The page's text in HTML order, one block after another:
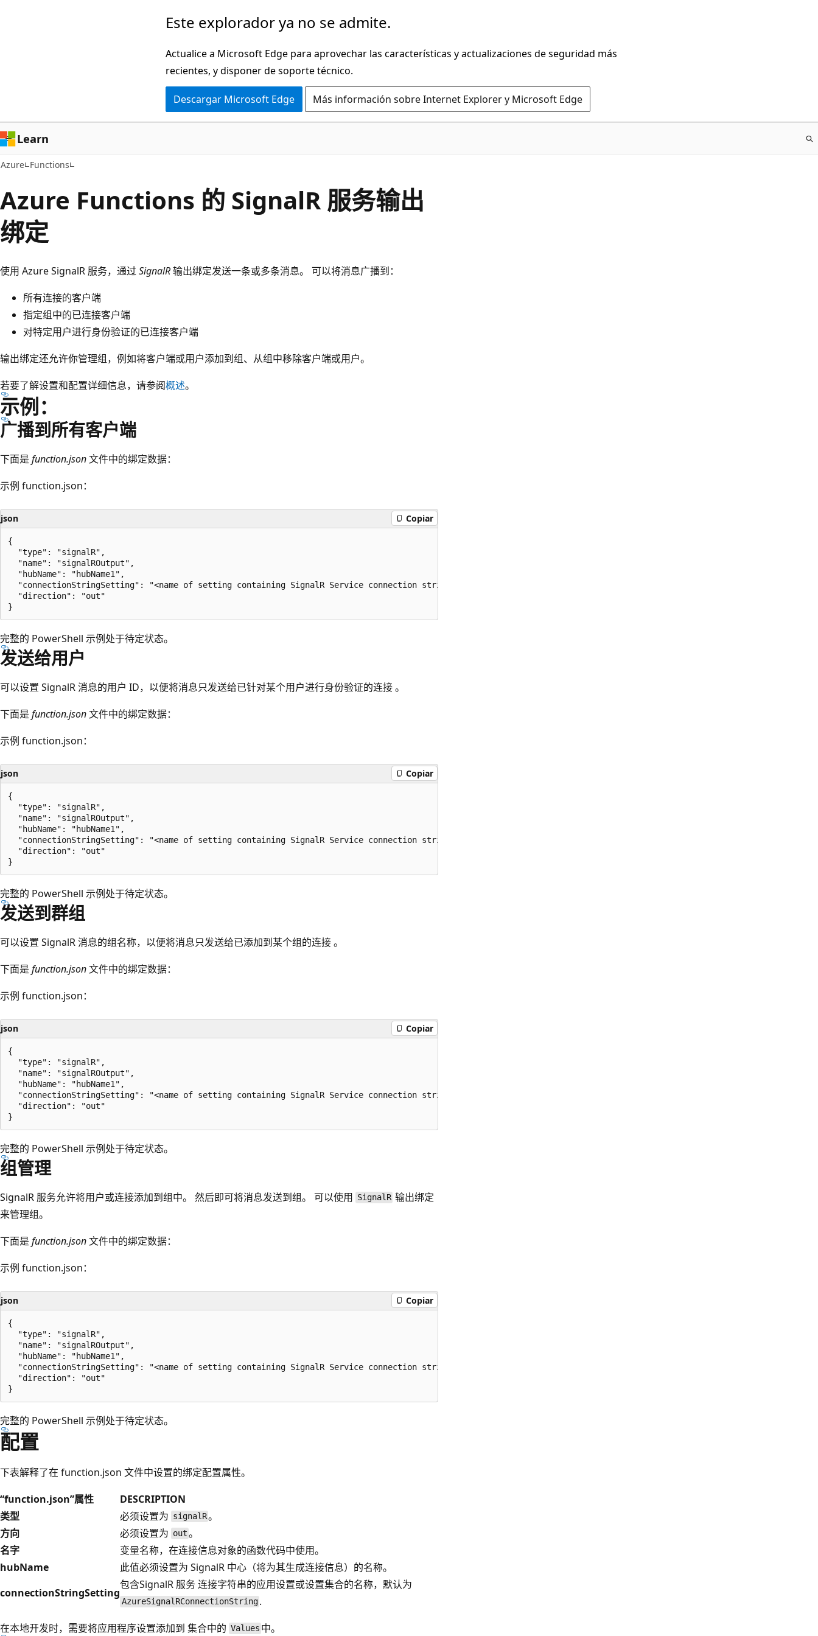
Este explorador ya no se admite.
Actualice a Microsoft Edge para aprovechar las características y actualizaciones de seguridad más
recientes, y disponer de soporte técnico.
Descargar Microsoft Edge Más información sobre Internet Explorer y Microsoft Edge
Learn
Azure Functions
Azure Functions 的 SignalR 服务输出
绑定
使用 Azure SignalR 服务，通过 SignalR输出绑定发送一条或多条消息。 可以将消息广播到：
所有连接的客户端
指定组中的已连接客户端
对特定用户进行身份验证的已连接客户端
输出绑定还允许你管理组，例如将客户端或用户添加到组、从组中移除客户端或用户。
若要了解设置和配置详细信息，请参阅概述。
示例：
广播到所有客户端
下面是 function.json文件中的绑定数据：
示例 function.json：
json Copiar
{
  "type": "signalR",
  "name": "signalROutput",
  "hubName": "hubName1",
  "connectionStringSetting": "<name of setting containing SignalR Service connection string>",
  "direction": "out"
完整的 PowerShell 示例处于待定状态。
发送给用户
可以设置 SignalR 消息的用户 ID，以便将消息只发送给已针对某个用户进行身份验证的连接 。
下面是 function.json文件中的绑定数据：
示例 function.json：
json Copiar
{
  "type": "signalR",
  "name": "signalROutput",
  "hubName": "hubName1",
  "connectionStringSetting": "<name of setting containing SignalR Service connection string>",
  "direction": "out"
完整的 PowerShell 示例处于待定状态。
发送到群组
可以设置 SignalR 消息的组名称，以便将消息只发送给已添加到某个组的连接 。
下面是 function.json文件中的绑定数据：
示例 function.json：
json Copiar
{
  "type": "signalR",
  "name": "signalROutput",
  "hubName": "hubName1",
  "connectionStringSetting": "<name of setting containing SignalR Service connection string>",
  "direction": "out"
完整的 PowerShell 示例处于待定状态。
组管理
SignalR 服务允许将用户或连接添加到组中。 然后即可将消息发送到组。 可以使用 SignalR 输出绑定
来管理组。
下面是 function.json文件中的绑定数据：
示例 function.json：
json Copiar
{
  "type": "signalR",
  "name": "signalROutput",
  "hubName": "hubName1",
  "connectionStringSetting": "<name of setting containing SignalR Service connection string>",
  "direction": "out"
完整的 PowerShell 示例处于待定状态。
配置
下表解释了在 function.json 文件中设置的绑定配置属性。
“function.json”属性
DESCRIPTION
类型
必须设置为 signalR。
方向
必须设置为 out 。
名字
变量名称，在连接信息对象的函数代码中使用。
hubName
此值必须设置为 SignalR 中心（将为其生成连接信息）的名称。
connectionStringSetting
包含SignalR 服务 连接字符串的应用设置或设置集合的名称，默认为
AzureSignalRConnectionString .
在本地开发时，需要将应用程序设置添加到 集合中的 Values 中。